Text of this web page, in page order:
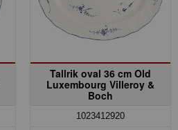
Tallrik oval 36 cm Old
Luxembourg Villeroy &
Boch
1023412920